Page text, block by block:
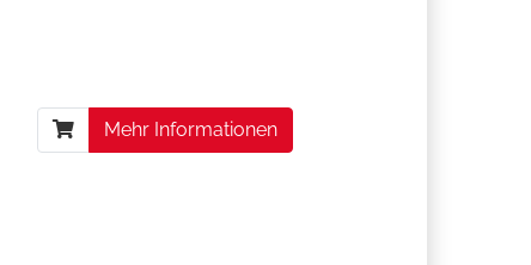
Mehr Informationen